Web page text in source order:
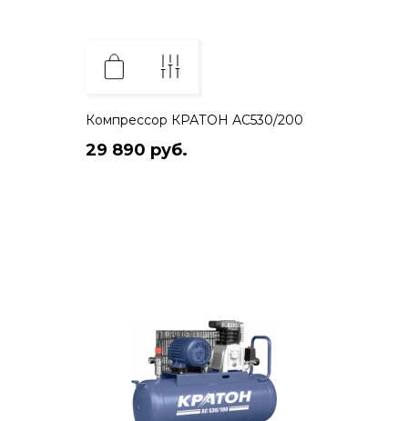
Компрессор КРАТОН АС530/200
29 890 руб.